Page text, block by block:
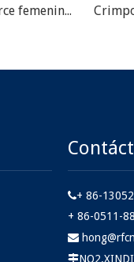
Brida de engarce femenino UHF para RG58 RF Conector
+ 86-
+ 86-0511-

